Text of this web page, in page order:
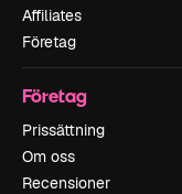
Affiliates
Företag
Företag
Prissättning
Om oss
Recensioner